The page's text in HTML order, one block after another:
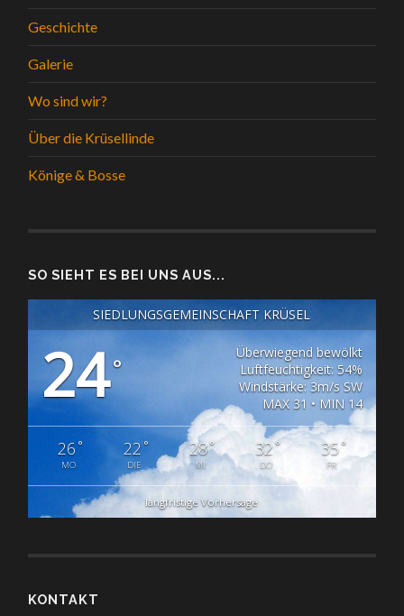
Geschichte
Galerie
Wo sind wir?
Über die Krüsellinde
Könige & Bosse
SO SIEHT ES BEI UNS AUS...
SIEDLUNGSGEMEINSCHAFT KRÜSEL
24°
Überwiegend bewölkt
Luftfeuchtigkeit: 54%
Windstärke: 3m/s SW
MAX 31 • MIN 14
26°
MO
22 °
DIE
28°
MI
32°
DO
35°
FR
langfristige Vorhersage
KONTAKT